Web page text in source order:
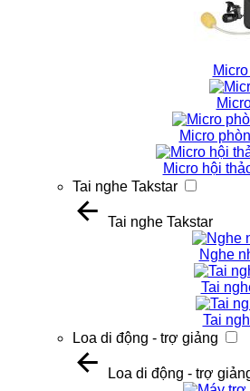
Micro
Micro hội
Tai nghe Takstar
Tai nghe Takstar
Nghe
Tai
Tai
Loa di động - trợ giảng
Loa di động - trợ